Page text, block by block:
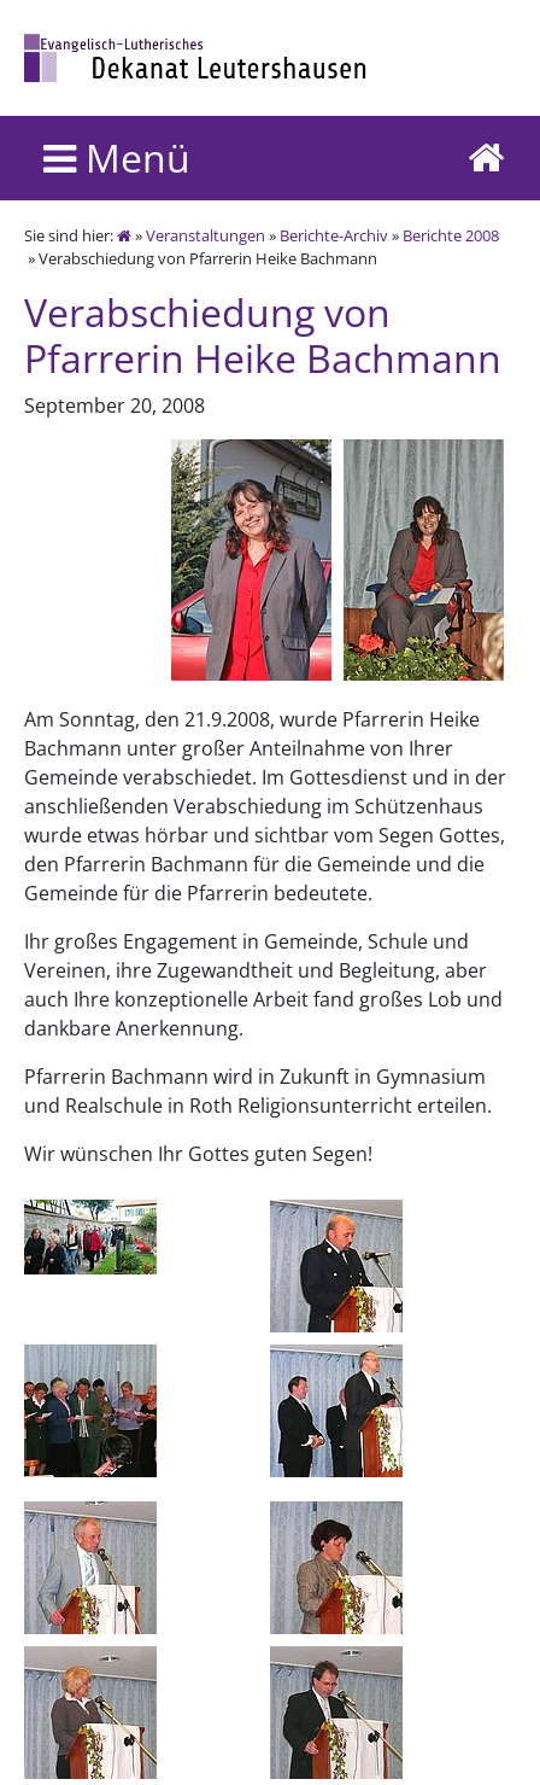
Menü
Sie sind hier: »Veranstaltungen » Berichte-Archiv» Berichte 2008
» Verabschiedung von Pfarrerin Heike Bachmann
Verabschiedung von
Pfarrerin Heike Bachmann
September 20, 2008
Am Sonntag, den 21.9.2008, wurde Pfarrerin Heike
Bachmann unter großer Anteilnahme von Ihrer
Gemeinde verabschiedet. Im Gottesdienst und in der
anschließenden Verabschiedung im Schützenhaus
wurde etwas hörbar und sichtbar vom Segen Gottes,
den Pfarrerin Bachmann für die Gemeinde und die
Gemeinde für die Pfarrerin bedeutete.
Ihr großes Engagement in Gemeinde, Schule und
Vereinen, ihre Zugewandtheit und Begleitung, aber
auch Ihre konzeptionelle Arbeit fand großes Lob und
dankbare Anerkennung.
Pfarrerin Bachmann wird in Zukunft in Gymnasium
und Realschule in Roth Religionsunterricht erteilen.
Wir wünschen Ihr Gottes guten Segen!